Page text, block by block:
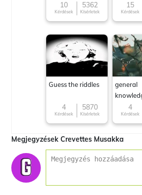
10
Kérdések
5362
Kísérletek
15
Kérdések
Guess the riddles
4
Kérdések
5870
Kísérletek
general
4
Kérdések
Megjegyzések Crevettes Musakka